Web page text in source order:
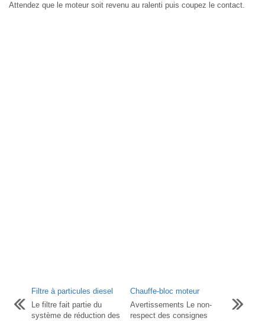
Attendez que le moteur soit revenu au ralenti puis coupez le contact.
Filtre à particules diesel
Le filtre fait partie du
système de réduction des
Chauffe-bloc moteur
Avertissements Le non-
respect des consignes